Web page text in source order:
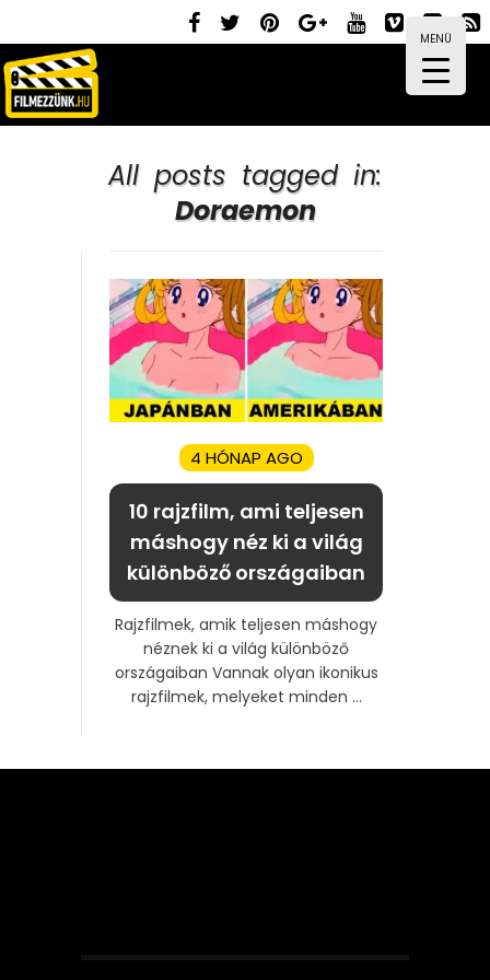
MENÜ
All posts tagged in:
Doraemon
4 HÓNAP AGO
10 rajzfilm, ami teljesen
máshogy néz ki a világ
különböző országaiban
Rajzfilmek, amik teljesen máshogy
néznek ki a világ különböző
országaiban Vannak olyan ikonikus
rajzfilmek, melyeket minden ...